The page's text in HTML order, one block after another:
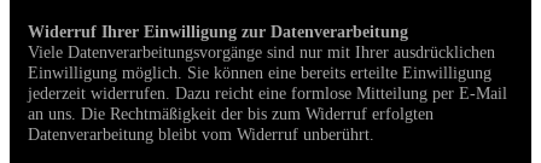
Widerruf Ihrer Einwilligung zur Datenverarbeitung
Viele Datenverarbeitungsvorgänge sind nur mit Ihrer ausdrücklichen
Einwilligung möglich. Sie können eine bereits erteilte Einwilligung
jederzeit widerrufen. Dazu reicht eine formlose Mitteilung per E-Mail
an uns. Die Rechtmäßigkeit der bis zum Widerruf erfolgten
Datenverarbeitung bleibt vom Widerruf unberührt.